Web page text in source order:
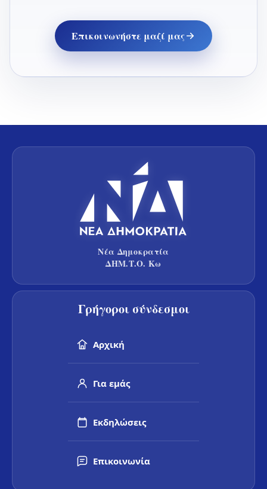
Επικοινωνήστε μαζί μας
Νέα Δημοκρατία
ΔΗΜ.Τ.Ο. Κω
Γρήγοροι σύνδεσμοι
Αρχική
Για εμάς
Εκδηλώσεις
Επικοινωνία